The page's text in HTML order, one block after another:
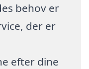
behov er
der er
efter dine